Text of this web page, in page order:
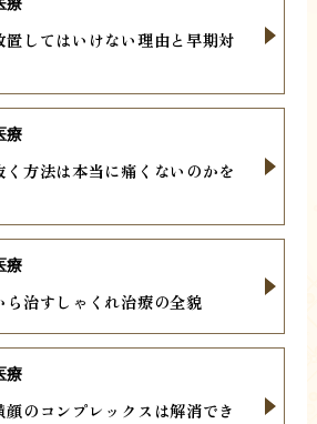
してはいけない理由と早期対
療
方法は本当に痛くないのかを
療
治すしゃくれ治療の全貌
療
のコンプレックスは解消でき
療